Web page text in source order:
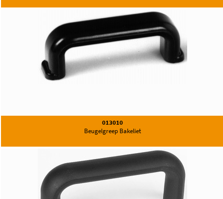
013010
Beugelgreep Bakeliet